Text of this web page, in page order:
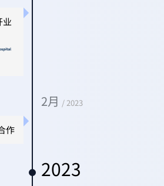
业
2月 / 2023
作
2023